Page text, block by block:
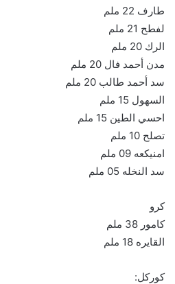
طارف 22 ملم
لفطح 21 ملم
الرك 20 ملم
مدن أحمد فال 20 ملم
سد أحمد طالب 20 ملم
السهول 15 ملم
احسي الطين 15 ملم
تصلح 10 ملم
امنيكعه 09 ملم
سد النخله 05 ملم
كرو
كامور 38 ملم
القايره 18 ملم
كوركل: